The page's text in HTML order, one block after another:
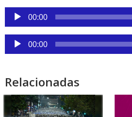
Reproductor
de
audio
00:00
Reproductor
de
00:00
Relacionadas